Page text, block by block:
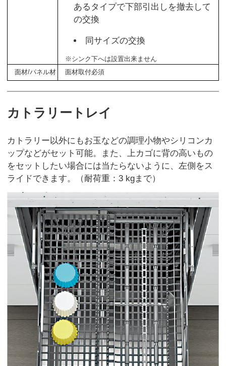
あるタイプで下部引出しを撤去して
の交換
同サイズの交換
※シンク下へは設置出来ません
面材/パネル材
面材取付必須
カトラリートレイ
カトラリー以外にもお玉などの調理小物やシリコンカ
ップなどがセット可能。また、上カゴに背の高いもの
をセットしたい場合には当たらないように、左側をス
ライドできます。（耐荷重：3 kgまで）